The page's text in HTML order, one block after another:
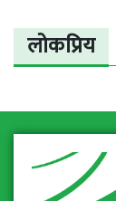
लोकप्रिय